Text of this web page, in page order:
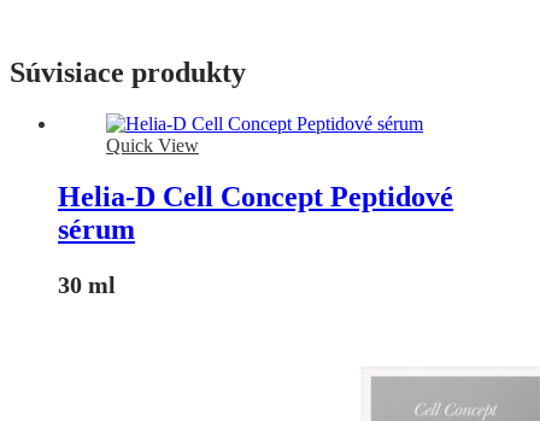
Súvisiace produkty
Quick View
Helia-D Cell Concept Peptidové
sérum
30 ml